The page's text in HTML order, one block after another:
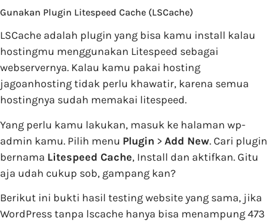
Gunakan Plugin Litespeed Cache (LSCache)
LSCache adalah plugin yang bisa kamu install kalau
hostingmu menggunakan Litespeed sebagai
webservernya. Kalau kamu pakai hosting
jagoanhosting tidak perlu khawatir, karena semua
hostingnya sudah memakai litespeed.
Yang perlu kamu lakukan, masuk ke halaman wp-
admin kamu. Pilih menu Plugin > Add New. Cari plugin
bernama Litespeed Cache, Install dan aktifkan. Gitu
aja udah cukup sob, gampang kan?
Berikut ini bukti hasil testing website yang sama, jika
WordPress tanpa lscache hanya bisa menampung 473